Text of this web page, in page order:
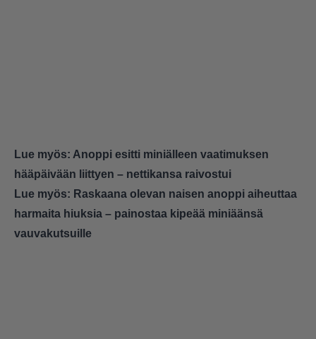
Lue myös: Anoppi esitti miniälleen vaatimuksen
hääpäivään liittyen – nettikansa raivostui
Lue myös: Raskaana olevan naisen anoppi aiheuttaa
harmaita hiuksia – painostaa kipeää miniäänsä
vauvakutsuille